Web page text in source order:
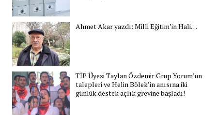
Ahmet Akar yazdı: Milli Eğitim’in Hali…
TİP Üyesi Taylan Özdemir Grup Yorum’un
talepleri ve Helin Bölek’in anısına iki
günlük destek açlık grevine başladı!